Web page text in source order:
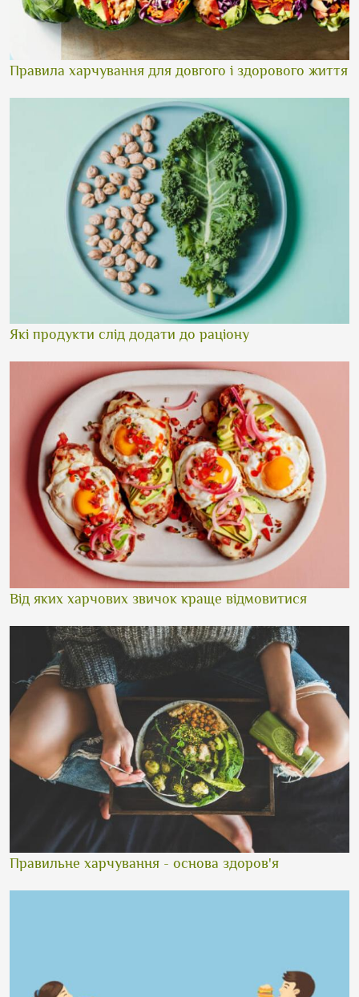
Правила харчування для довгого і здорового життя
Які продукти слід додати до раціону
Від яких харчових звичок краще відмовитися
Правильне харчування - основа здоров'я